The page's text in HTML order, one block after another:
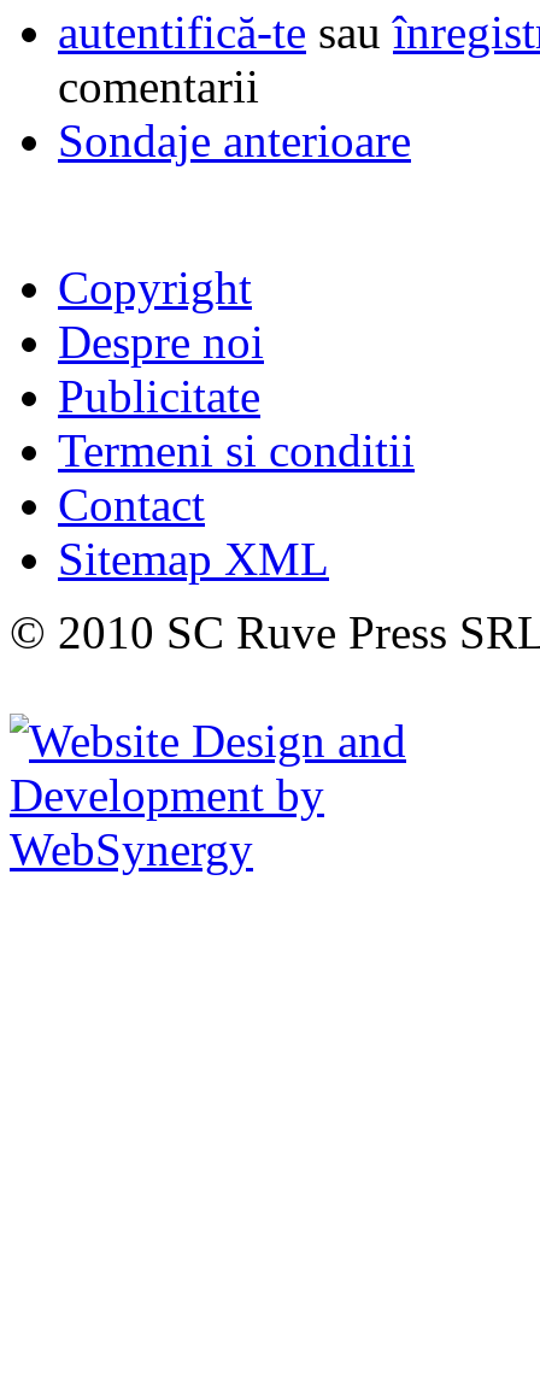
autentifică-te sau
comentarii
Sondaje anterioare
Copyright
Despre noi
Publicitate
Termeni si conditii
Contact
Sitemap XML
© 2010 SC Ruve Press